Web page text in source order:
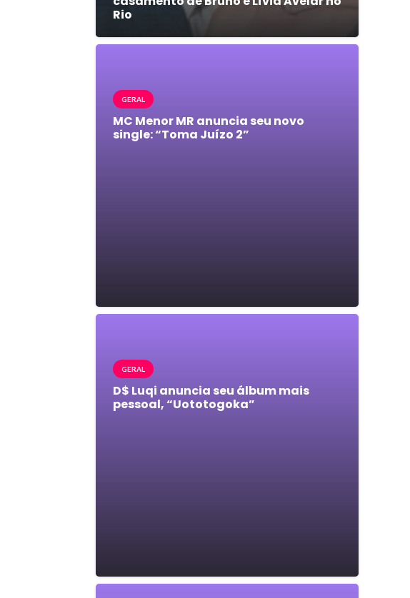
Rio
GERAL
MC Menor MR anuncia seu novo
single: “Toma Juízo 2”
GERAL
D$ Luqi anuncia seu álbum mais
pessoal, “Uototogoka”